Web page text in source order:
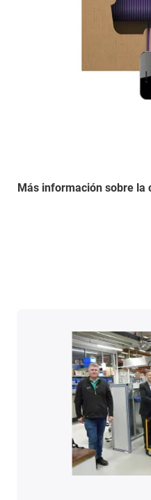
Más información sobre la